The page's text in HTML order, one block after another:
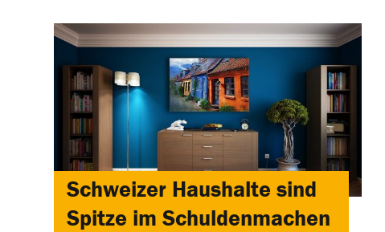
Schweizer Haushalte sind
Spitze im Schuldenmachen